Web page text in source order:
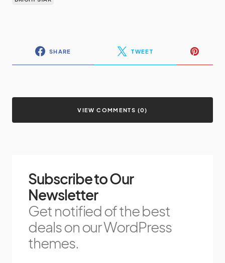
SHARE TWEET
VIEW COMMENTS (0)
Subscribe to Our
Newsletter
Get notified of the best
deals on our WordPress
themes.